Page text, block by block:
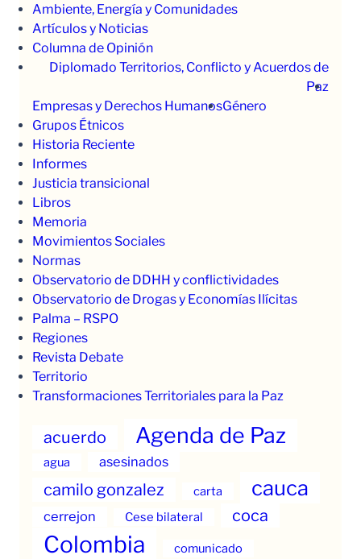
Ambiente, Energía y Comunidades
Artículos y Noticias
Columna de Opinión
Diplomado Territorios, Conflicto y Acuerdos de
Paz
Empresas y Derechos HumanosGénero
Grupos Étnicos
Historia Reciente
Informes
Justicia transicional
Libros
Memoria
Movimientos Sociales
Normas
Observatorio de DDHH y conflictividades
Observatorio de Drogas y Economías Ilícitas
Palma – RSPO
Regiones
Revista Debate
Territorio
Transformaciones Territoriales para la Paz
acuerdo Agenda de Paz
agua asesinados
camilo gonzalez carta cauca
cerrejon Cese bilateral coca
Colombia comunicado